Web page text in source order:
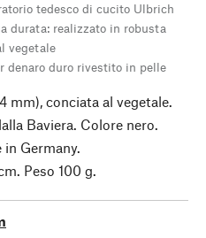
tedesco di cucito Ulbrich
durata: realizzato in robusta
vegetale
denaro duro rivestito in pelle
mm), conciata al vegetale.
Baviera. Colore nero.
in Germany.
Peso 100 g.